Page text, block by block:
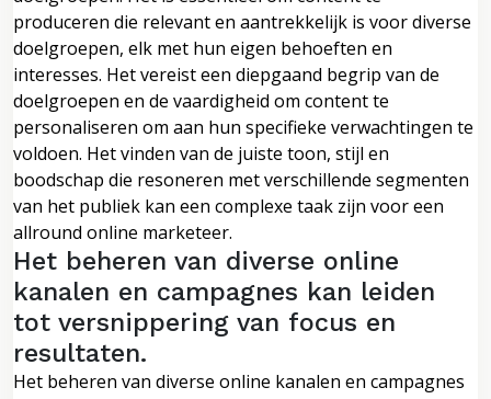
produceren die relevant en aantrekkelijk is voor diverse
doelgroepen, elk met hun eigen behoeften en
interesses. Het vereist een diepgaand begrip van de
doelgroepen en de vaardigheid om content te
personaliseren om aan hun specifieke verwachtingen te
voldoen. Het vinden van de juiste toon, stijl en
boodschap die resoneren met verschillende segmenten
van het publiek kan een complexe taak zijn voor een
allround online marketeer.
Het beheren van diverse online
kanalen en campagnes kan leiden
tot versnippering van focus en
resultaten.
Het beheren van diverse online kanalen en campagnes